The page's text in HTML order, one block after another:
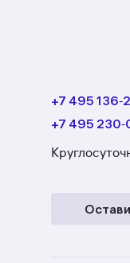
+7 495
+7 495